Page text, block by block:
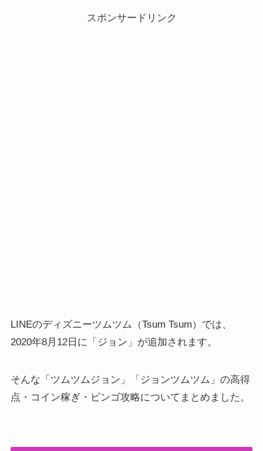
スポンサードリンク
LINEのディズニーツムツム（Tsum Tsum）では、
2020年8月12日に「ジョン」が追加されます。
そんな「ツムツムジョン」「ジョンツムツム」の高得
点・コイン稼ぎ・ビンゴ攻略についてまとめました。